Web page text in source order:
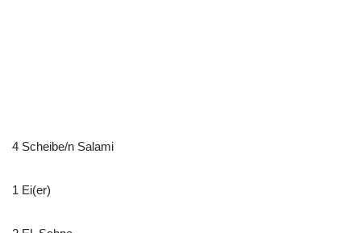
4 Scheibe/n Salami
1 Ei(er)